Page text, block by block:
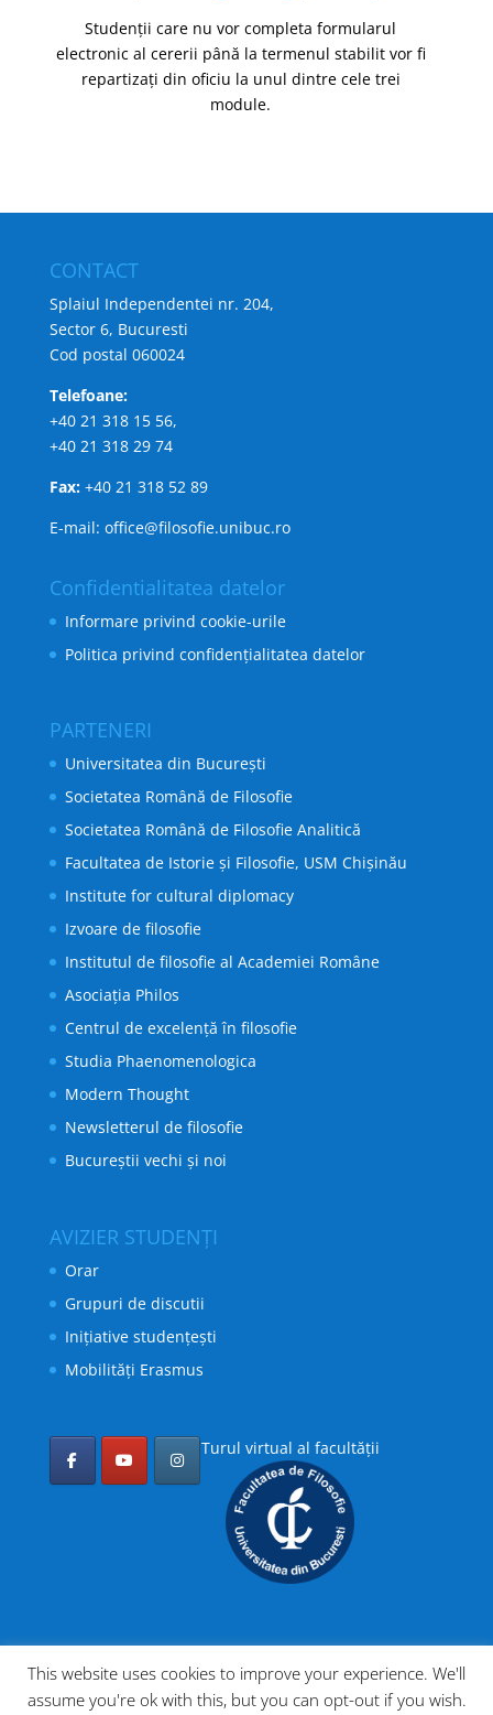
Studenții care nu vor completa formularul
electronic al cererii până la termenul stabilit vor fi
repartizați din oficiu la unul dintre cele trei
module.
CONTACT
Splaiul Independentei nr. 204,
Sector 6, Bucuresti
Cod postal 060024
Telefoane:
+40 21 318 15 56,
+40 21 318 29 74
Fax: +40 21 318 52 89
E-mail: office@filosofie.unibuc.ro
Confidentialitatea datelor
Informare privind cookie-urile
Politica privind confidențialitatea datelor
PARTENERI
Universitatea din București
Societatea Română de Filosofie
Societatea Română de Filosofie Analitică
Facultatea de Istorie și Filosofie, USM Chișinău
Institute for cultural diplomacy
Izvoare de filosofie
Institutul de filosofie al Academiei Române
Asociația Philos
Centrul de excelență în filosofie
Studia Phaenomenologica
Modern Thought
Newsletterul de filosofie
Bucureștii vechi și noi
AVIZIER STUDENȚI
Orar
Grupuri de discutii
Inițiative studențești
Mobilități Erasmus
Turul virtual al facultății
This website uses cookies to improve your experience. We'll
assume you're ok with this, but you can opt-out if you wish.